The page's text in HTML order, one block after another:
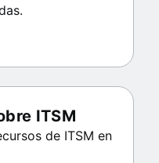
ITSM
de ITSM en